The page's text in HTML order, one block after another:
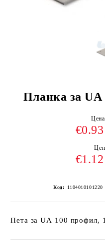
Планка за UА
€0.93
€1.12
Код: 1104010101220
Пета за UА 100 профил,